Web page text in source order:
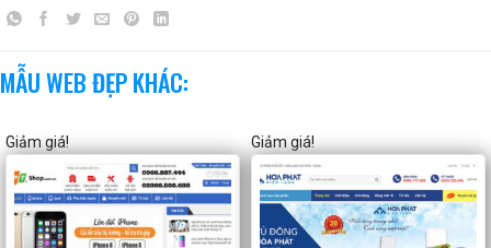
MẪU WEB ĐẸP KHÁC:
Giảm giá! Giảm giá!